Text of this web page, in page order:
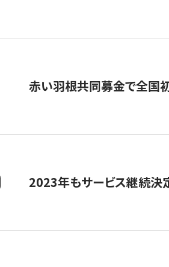
赤い羽根共同募金で全国初
2023年もサービス継続決